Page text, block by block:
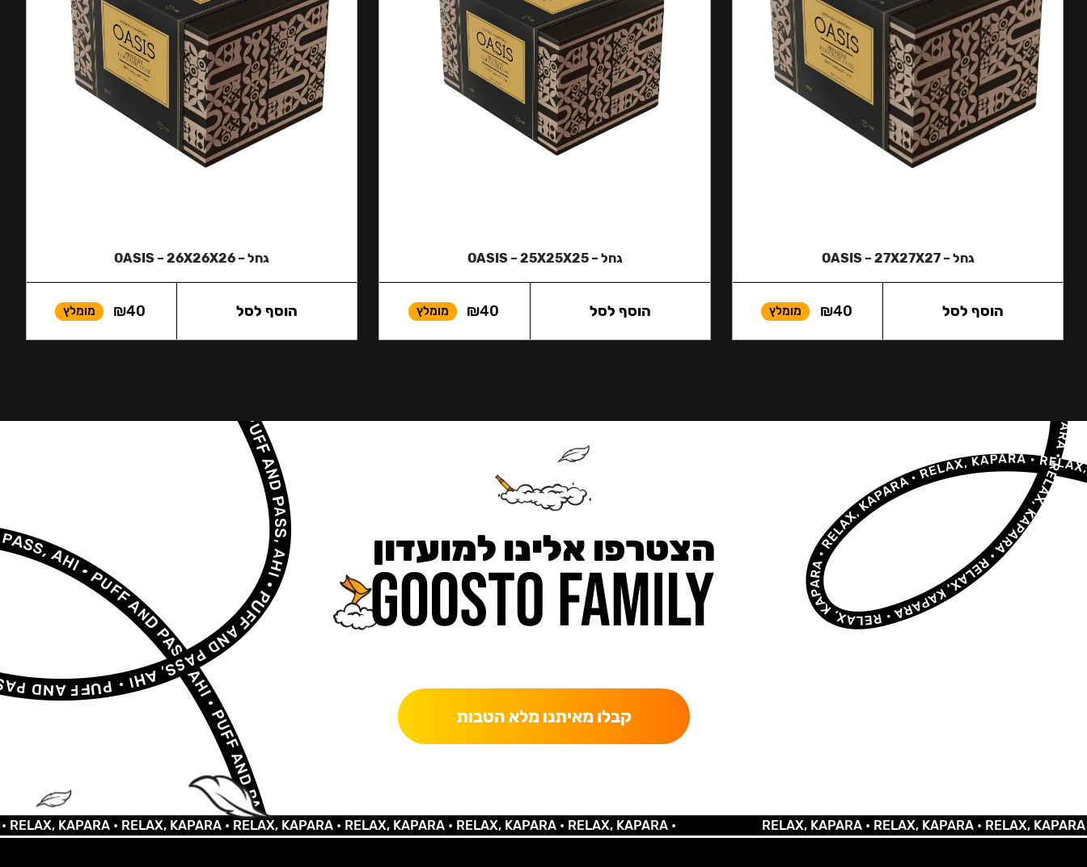
גחל – OASIS – 27X27X27
₪40 מומלץ הוסף לסל
גחל – OASIS – 25X25X25
₪40 מומלץ הוסף לסל
גחל – OASIS – 26X26X26
₪40 מומלץ הוסף לסל
הצטרפו אלינו למועדון
קבלו מאיתנו מלא הטבות
KAPARA •RELAX, KAPARA •RELAX, KAPARA •RELAX, KAPARA •RELAX, KAPARA •RELAX, KAPARA • RELAX, KAPARA •RELAX, KAPARA •RELAX, KAPARA •